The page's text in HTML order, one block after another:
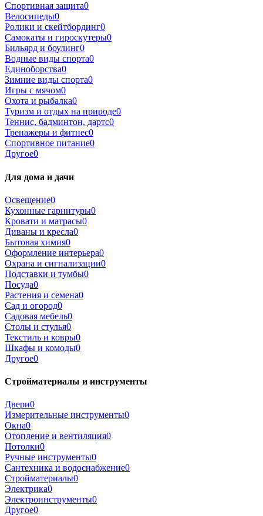
Спортивная защита0
Велосипеды0
Ролики и скейтбординг0
Самокаты и гироскутеры0
Бильярд и боулинг0
Водные виды спорта0
Единоборства0
Зимние виды спорта0
Игры с мячом0
Охота и рыбалка0
Туризм и отдых на природе0
Теннис, бадминтон, дартс0
Тренажеры и фитнес0
Спортивное питание0
Другое0
Для дома и дачи
Освещение0
Кухонные гарнитуры0
Кровати и матрасы0
Диваны и кресла0
Бытовая химия0
Оформление интерьера0
Охрана и сигнализации0
Подставки и тумбы0
Посуда0
Растения и семена0
Сад и огород0
Садовая мебель0
Столы и стулья0
Текстиль и ковры0
Шкафы и комоды0
Другое0
Стройматериалы и инструменты
Двери0
Измерительные инструменты0
Окна0
Отопление и вентиляция0
Потолки0
Ручные инструменты0
Сантехника и водоснабжение0
Стройматериалы0
Электрика0
Электроинструменты0
Другое0